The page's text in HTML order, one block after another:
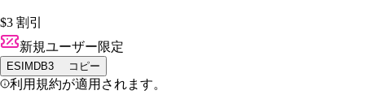
$3 割引
新規ユーザー限定
ESIMDB3 コピー
利用規約が適用されます。